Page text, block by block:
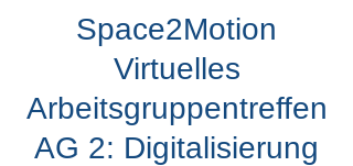
Space2Motion
Virtuelles
Arbeitsgruppentreffen
AG 2: Digitalisierung